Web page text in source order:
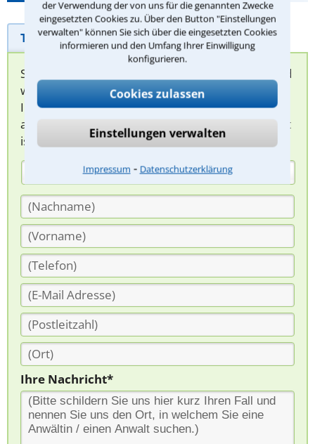
der Verwendung der von uns für die genannten Zwecke
eingesetzten Cookies zu. Über den Button "Einstellungen
verwalten" können Sie sich über die eingesetzten Cookies
informieren und den Umfang Ihrer Einwilligung
konfigurieren.
Cookies zulassen
Einstellungen verwalten
Impressum ⁃ Datenschutzerklärung
Telefonhilfe Beratungsanfrage
Sie können hier Ihren Fall schildern. Anschließend
werden sich spezialisierte Rechtsanwälte bei
Ihnen melden, um das weitere Vorgehen
abzuklären. Die Rückmeldung durch einen Anwalt
ist für Sie kostenlos.
Ihre Nachricht*